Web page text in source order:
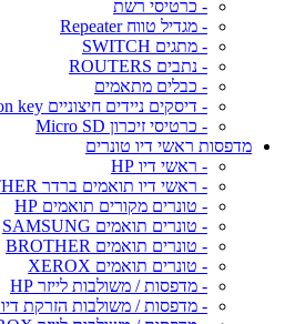
- כרטיסי רשת
- מגדיל טווח Repeater
- מתגים SWITCH
- נתבים ROUTERS
- כבלים מתאמים
- דיסקים ניידים חיצוניים Disk on key
- כרטיסי זיכרון Micro SD
מדפסות ראשי דיו טונרים
- ראשי דיו HP
- ראשי דיו תואמים ברדר BROTHER
- טונרים מקורים תואמים HP
- טונרים תואמים SAMSUNG
- טונרים תואמים BROTHER
- טונרים תואמים XEROX
- מדפסות / משולבות לייזר HP
- מדפסות / משולבות הזרקת דיו HP